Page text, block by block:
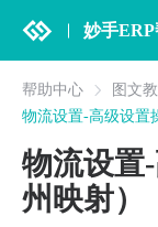
妙手
帮助中心 图文
物流设置-高级设置
物流设置
州映射）